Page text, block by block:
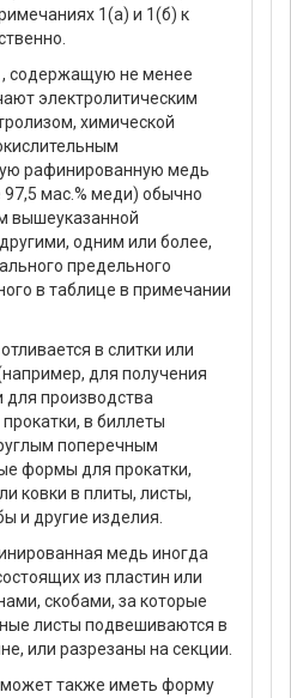
1(а) и 1(б) к
содержащую не менее
электролитическим
химической
рафинированную медь
мас.% меди) обычно
вышеуказанной
одним или более,
предельного
в таблице в примечании
в слитки или
для получения
для производства
в биллеты
поперечным
формы для прокатки,
ковки в плиты, листы,
и другие изделия.
медь иногда
из пластин или
скобами, за которые
листы подвешиваются в
или разрезаны на секции.
также иметь форму